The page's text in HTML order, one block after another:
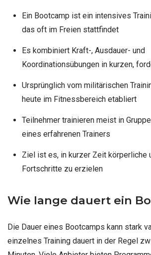
Ein Bootcamp ist ein intensives
das oft im Freien stattfindet
Es kombiniert Kraft-, Ausdauer- und
Koordinationsübungen in kurzen,
Ursprünglich vom militärischen
heute im Fitnessbereich etabliert
Teilnehmer trainieren meist in
eines erfahrenen Trainers
Ziel ist es, in kurzer Zeit körperliche
Fortschritte zu erzielen
Wie lange dauert ein
Die Dauer eines Bootcamps kann stark
einzelnes Training dauert in der Regel